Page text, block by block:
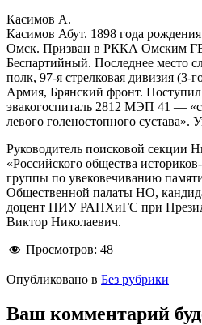
Касимов А.
Касимов Абут. 1898 года
Омск. Призван в РККА Омским
Беспартийный. Последнее место
полк, 97-я стрелковая дивизия (3-
Армия, Брянский фронт. Поступил
эвакогоспиталь 2812 МЭП 41 —
левого голеностопного сустава».
Руководитель поисковой секции
«Российского общества
группы по увековечиванию
Общественной палаты НО,
доцент НИУ РАНХиГС при
Виктор Николаевич.
Просмотров: 48
Опубликовано в Без рубрики
Ваш комментарий